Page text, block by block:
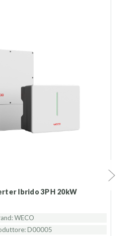
Ibrido 3PH 20kW
WECO
D00005